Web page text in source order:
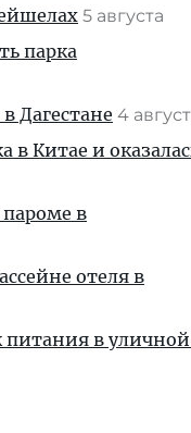
5 августа
парка
Дагестане 4
в Китае и
в
отеля в
в уличной